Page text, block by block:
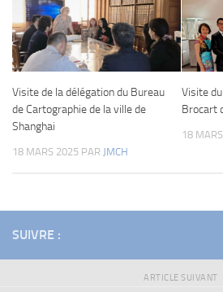
Visite de la délégation du Bureau
de Cartographie de la ville de
Shanghai
18 MARS 2025 PAR JMCH
Visite
Brocart
18
SUIVRE :
ARTICLE SUIVANT